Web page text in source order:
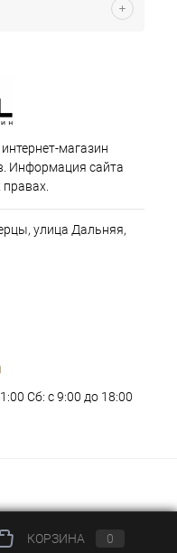
магазин
Информация сайта
улица Дальняя,
Сб: с 9:00 до 18:00
КОРЗИНА 0